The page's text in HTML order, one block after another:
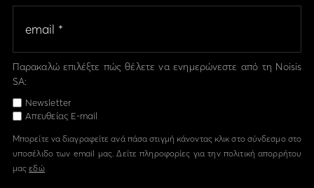
Παρακαλώ επιλέξτε πώς θέλετε να ενημερώνεστε από τη Noisis
SA:
Newsletter
Απευθείας E-mail
Μπορείτε να διαγραφείτε ανά πάσα στιγμή κάνοντας κλικ στο σύνδεσμο στο
υποσέλιδο των email μας. Δείτε πληροφορίες για την πολιτική απορρήτου
μαςεδώ